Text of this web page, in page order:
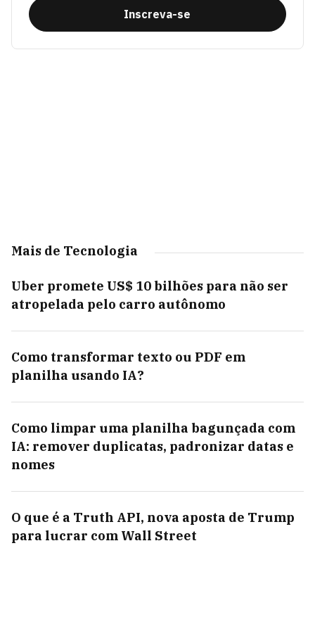
Inscreva-se
Mais de Tecnologia
Uber promete US$ 10 bilhões para não ser
atropelada pelo carro autônomo
Como transformar texto ou PDF em
planilha usando IA?
Como limpar uma planilha bagunçada com
IA: remover duplicatas, padronizar datas e
nomes
O que é a Truth API, nova aposta de Trump
para lucrar com Wall Street